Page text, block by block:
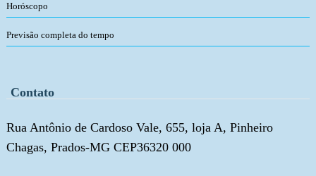
Horóscopo
Previsão completa do tempo
Contato
Rua Antônio de Cardoso Vale, 655, loja A, Pinheiro
Chagas, Prados-MG CEP36320 000